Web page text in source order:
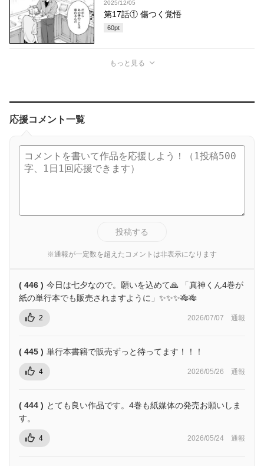
2025/12/05
第17話① 傷つく覚悟
60pt
もっと見る
応援コメント一覧
投稿する
※通報が一定数を超えたコメントは非表示になります
( 446 ) 今日は七夕なので。願いを込めて🙏 「真神くん4巻が
紙の単行本でも販売されますように」✨✨✨🎋🎋
2 2026/07/07 通報
( 445 ) 単行本書籍で販売ずっと待ってます！！！
4 2026/05/26 通報
( 444 ) とても良い作品です。4巻も紙媒体の発売お願いしま
す。
4 2026/05/24 通報